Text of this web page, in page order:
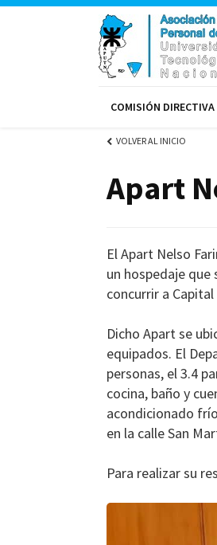
COMISIÓN DIRECTIVA
VOLVER AL INICIO
Apart
El Apart Nelso
un hospedaje
concurrir a
Dicho Apart se
equipados. El
personas, el 3.4
cocina, baño y
acondicionado
en la calle San
Para realizar su